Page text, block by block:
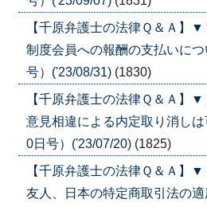
【千原弁護士の法律Ｑ＆Ａ
制度会員への報酬の支払いに
号）('23/08/31) (1830)
【千原弁護士の法律Ｑ＆Ａ
意見相違による内定取り消し
0日号）('23/07/20) (1825)
【千原弁護士の法律Ｑ＆Ａ
友人、日本の特定商取引法の